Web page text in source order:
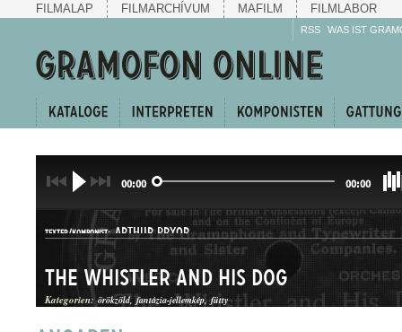
FILMALAP FILMARCHÍVUM MAFILM FILMLABOR
RSS WAS IST
00:00 00:00
TEXTER/KOMPONIST: ARTHUR PRYOR
The Whistler and His Dog
Kategorien: örökzöld fantázia-jellemkép fütty